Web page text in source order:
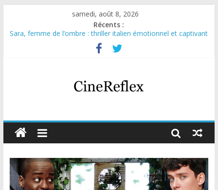
samedi, août 8, 2026
Récents :
Sara, femme de l’ombre : thriller italien émotionnel et captivant
Journal d’une fille larguée : nouvelle série suédoise sur Netflix
Aema : mini-série sur le tournage d’un film érotique devenu
Glass Heart : excellente série musicale avec Takeru Satō
Olympo, saison 1 : nouvelle série qui séduira les fans de